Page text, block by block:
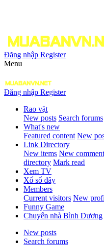
Đăng nhập Register
Menu
Đăng nhập Register
Rao vặt
New posts Search forums
What's new
Featured content New
Link Directory
New items New
directory Mark read
Xem TV
Xổ số đây
Members
Current visitors New
Funny Game
Chuyển nhà Bình Dương
New posts
Search forums